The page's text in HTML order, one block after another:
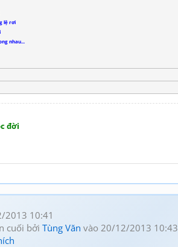
lệ rơi
nhau...
đời
2013 10:41
cuối bởi Tùng Văn vào 20/12/2013 10:43